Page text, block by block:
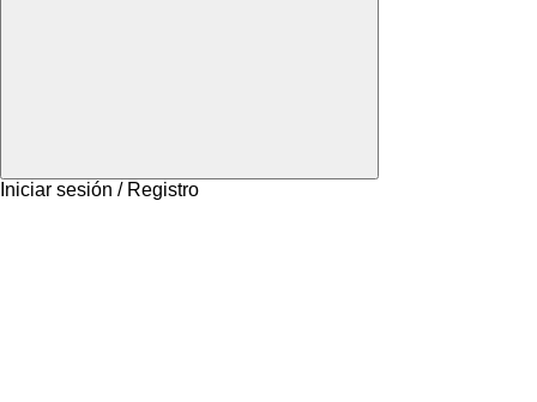
Iniciar sesión / Registro